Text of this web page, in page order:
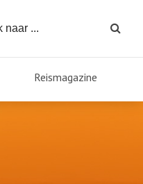
Reismagazine